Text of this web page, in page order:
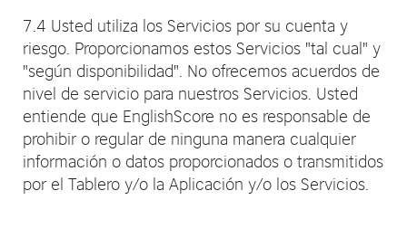
7.4 Usted utiliza los Servicios por su cuenta y
riesgo. Proporcionamos estos Servicios "tal cual" y
"según disponibilidad". No ofrecemos acuerdos de
nivel de servicio para nuestros Servicios. Usted
entiende que EnglishScore no es responsable de
prohibir o regular de ninguna manera cualquier
información o datos proporcionados o transmitidos
por el Tablero y/o la Aplicación y/o los Servicios.